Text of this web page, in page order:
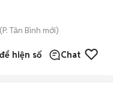
(P. Tân Bình mới)
hiện số Chat